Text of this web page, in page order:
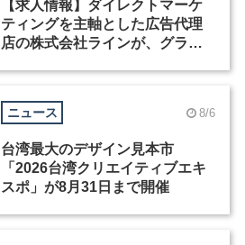
【求人情報】ダイレクトマーケ
ティングを主軸とした広告代理
店の株式会社ラインが、グラフ
ニュース 8/6
台湾最大のデザイン見本市
「2026台湾クリエイティブエキ
スポ」が8月31日まで開催